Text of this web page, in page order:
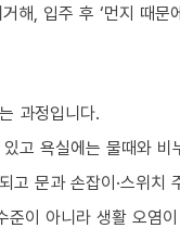
해, 입주 후 ‘먼지 때
과정입니다.
고 욕실에는 물때와
고 문과 손잡이·스위
이 아니라 생활 오염